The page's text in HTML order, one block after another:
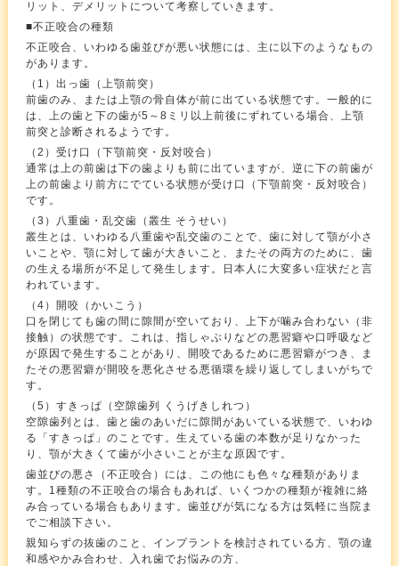
リット、デメリットについて考察していきます。
■不正咬合の種類
不正咬合、いわゆる歯並びが悪い状態には、主に以下のようなもの
があります。
（1）出っ歯（上顎前突）
前歯のみ、または上顎の骨自体が前に出ている状態です。一般的に
は、上の歯と下の歯が5～8ミリ以上前後にずれている場合、上顎
前突と診断されるようです。
（2）受け口（下顎前突・反対咬合）
通常は上の前歯は下の歯よりも前に出ていますが、逆に下の前歯が
上の前歯より前方にでている状態が受け口（下顎前突・反対咬合）
です。
（3）八重歯・乱交歯（叢生 そうせい）
叢生とは、いわゆる八重歯や乱交歯のことで、歯に対して顎が小さ
いことや、顎に対して歯が大きいこと、またその両方のために、歯
の生える場所が不足して発生します。日本人に大変多い症状だと言
われています。
（4）開咬（かいこう）
口を閉じても歯の間に隙間が空いており、上下が噛み合わない（非
接触）の状態です。これは、指しゃぶりなどの悪習癖や口呼吸など
が原因で発生することがあり、開咬であるために悪習癖がつき、ま
たその悪習癖が開咬を悪化させる悪循環を繰り返してしまいがちで
す。
（5）すきっぱ（空隙歯列 くうげきしれつ）
空隙歯列とは、歯と歯のあいだに隙間があいている状態で、いわゆ
る「すきっぱ」のことです。生えている歯の本数が足りなかった
り、顎が大きくて歯が小さいことが主な原因です。
歯並びの悪さ（不正咬合）には、この他にも色々な種類がありま
す。1種類の不正咬合の場合もあれば、いくつかの種類が複雑に絡
み合っている場合もあります。歯並びが気になる方は気軽に当院ま
でご相談下さい。
親知らずの抜歯のこと、インプラントを検討されている方、顎の違
和感やかみ合わせ、入れ歯でお悩みの方、